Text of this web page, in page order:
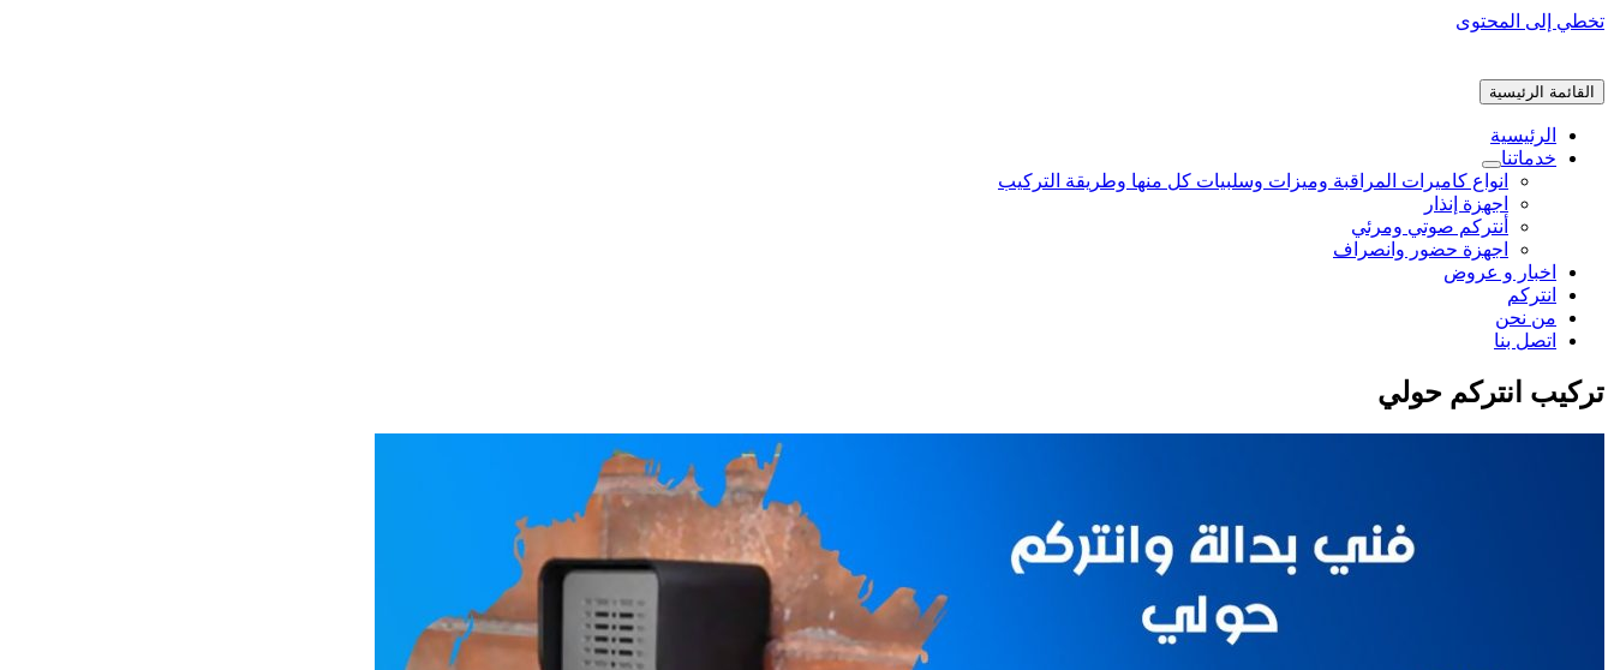
تخطي إلى المحتوى
القائمة الرئيسية
الرئيسية
خدماتنا
انواع كاميرات المراقبة وميزات وسلبيات كل منها وطريقة التركيب
اجهزة إنذار
أنتركم صوتي ومرئي
اجهزة حضور وانصراف
اخبار و عروض
انتركم
من نحن
اتصل بنا
تركيب انتركم حولي